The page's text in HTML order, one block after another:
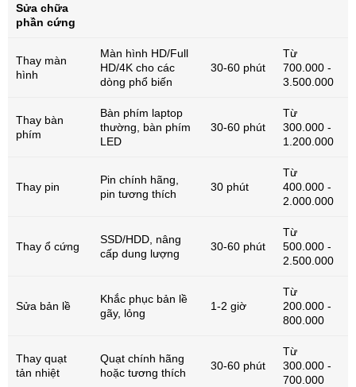
Sửa chữa
phần cứng
Thay màn
hình
Màn hình HD/Full
HD/4K cho các
dòng phổ biến
30-60 phút
Từ
700.000 -
3.500.000
Thay bàn
phím
Bàn phím laptop
thường, bàn phím
LED
30-60 phút
Từ
300.000 -
1.200.000
Thay pin
Pin chính hãng,
pin tương thích
30 phút
Từ
400.000 -
2.000.000
Thay ổ cứng
SSD/HDD, nâng
cấp dung lượng
30-60 phút
Từ
500.000 -
2.500.000
Sửa bản lề
Khắc phục bản lề
gãy, lỏng
1-2 giờ
Từ
200.000 -
800.000
Thay quạt
tản nhiệt
Quạt chính hãng
hoặc tương thích
30-60 phút
Từ
300.000 -
700.000